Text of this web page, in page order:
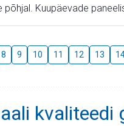
põhjal. Kuupäevade
8 9 10 11 12 13
kvaliteedi